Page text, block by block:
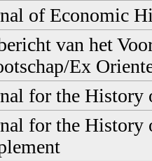
of Economic
van het
Ex
for the History
for the History